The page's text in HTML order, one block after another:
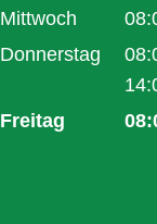
Mittwoch
Donnerstag
Freitag